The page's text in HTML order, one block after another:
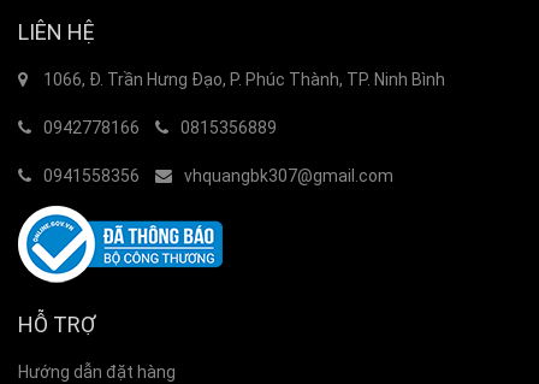
LIÊN HỆ
1066, Đ. Trần Hưng Đạo, P. Phúc Thành, TP. Ninh Bình
0942778166 0815356889
0941558356 vhquangbk307@gmail.com
HỖ TRỢ
Hướng dẫn đặt hàng